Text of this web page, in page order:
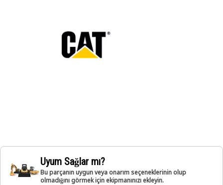
Uyum Sağlar mı?
Bu parçanın uygun veya onarım seçeneklerinin olup
olmadığını görmek için ekipmanınızı ekleyin.